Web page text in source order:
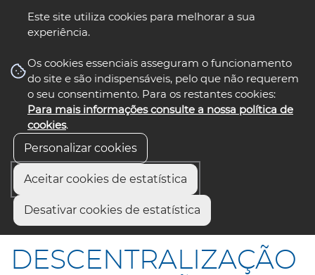
Este site utiliza cookies para melhorar a sua
experiência.
Os cookies essenciais asseguram o funcionamento
do site e são indispensáveis, pelo que não requerem
o seu consentimento. Para os restantes cookies:
Para mais informações consulte a nossa política de
cookies.
Personalizar cookies
Aceitar cookies de estatística
Desativar cookies de estatística
nos select language
Início
DESCENTRALIZAÇÃO NA EDUCAÇÃO
DESCENTRALIZAÇÃO